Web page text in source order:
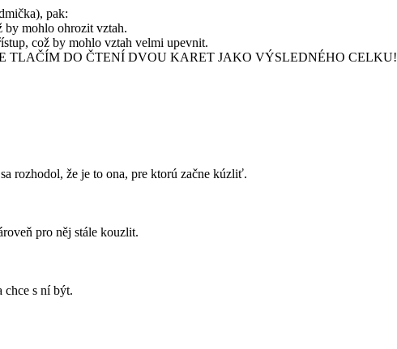
pak:
by mohlo ohrozit vztah.
což by mohlo vztah velmi upevnit.
TLAČÍM DO ČTENÍ DVOU KARET JAKO VÝSLEDNÉHO CELKU!
rozhodol, že je to ona, pre ktorú začne kúzliť.
pro něj stále kouzlit.
s ní být.